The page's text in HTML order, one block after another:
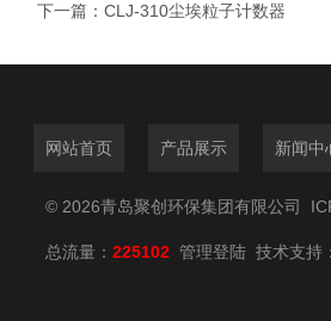
下一篇： CLJ-310尘埃粒子计数器
网站首页 产品展示 新闻中
© 2026青岛聚创环保集团有限公司
总流量： 225102 管理登陆 技术支持：